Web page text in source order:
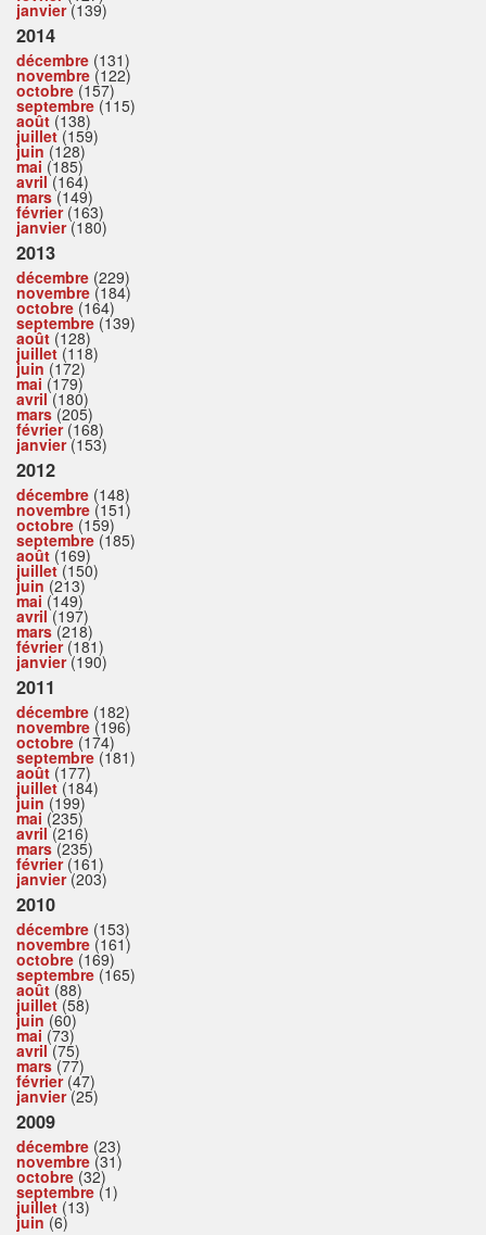
janvier(139)
2014
décembre (131)
novembre (122)
octobre (157)
septembre (115)
août (138)
juillet(159)
juin (128)
mai (185)
avril(164)
mars(149)
février(163)
janvier(180)
2013
décembre (229)
novembre (184)
octobre (164)
septembre (139)
août (128)
juillet(118)
juin (172)
mai (179)
avril(180)
mars(205)
février(168)
janvier(153)
2012
décembre (148)
novembre (151)
octobre (159)
septembre (185)
août (169)
juillet(150)
juin (213)
mai (149)
avril(197)
mars(218)
février(181)
janvier(190)
2011
décembre (182)
novembre (196)
octobre (174)
septembre (181)
août (177)
juillet(184)
juin (199)
mai (235)
avril(216)
mars(235)
février(161)
janvier(203)
2010
décembre (153)
novembre (161)
octobre (169)
septembre (165)
août (88)
juillet(58)
juin (60)
mai (73)
avril(75)
mars(77)
février(47)
janvier(25)
2009
décembre (23)
novembre (31)
octobre (32)
septembre (1)
juillet (13)
juin (6)